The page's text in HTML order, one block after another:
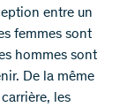
entre un
femmes sont
hommes sont
De la même
les